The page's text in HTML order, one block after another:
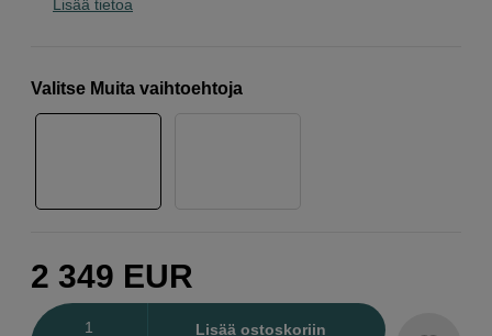
Lisää tietoa
Valitse Muita vaihtoehtoja
2 349 EUR
Lisää ostoskoriin